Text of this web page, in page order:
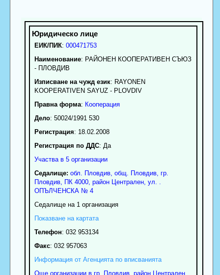
ЕИК/ПИК: 000471753
Наименование: РАЙОНЕН КООПЕРАТИВЕН СЪЮЗ
- ПЛОВДИВ
Изписване на чужд език: RAYONEN
KOOPERATIVEN SAYUZ - PLOVDIV
Правна форма: Кооперация
Дело: 50024/1991 530
Регистрация: 18.02.2008
Регистрация по ДДС: Да
Участва в 5 организации
Седалище: обл. Пловдив, общ. Пловдив, гр.
Пловдив, ПК 4000, район Централен, ул. .
ОПЪЛЧЕНСКА № 4
Седалище на 1 организация
Показване на картата
Телефон: 032 953134
Факс: 032 957063
Информация от Агенцията по вписванията
Още организации в гр. Пловдив, район Централен